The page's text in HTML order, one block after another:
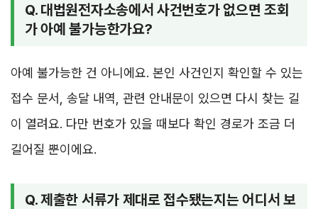
Q. 대법원전자소송에서 사건번호가 없으면 조회
가 아예 불가능한가요?
아예 불가능한 건 아니에요. 본인 사건인지 확인할 수 있는
접수 문서, 송달 내역, 관련 안내문이 있으면 다시 찾는 길
이 열려요. 다만 번호가 있을 때보다 확인 경로가 조금 더
길어질 뿐이에요.
Q. 제출한 서류가 제대로 접수됐는지는 어디서 보